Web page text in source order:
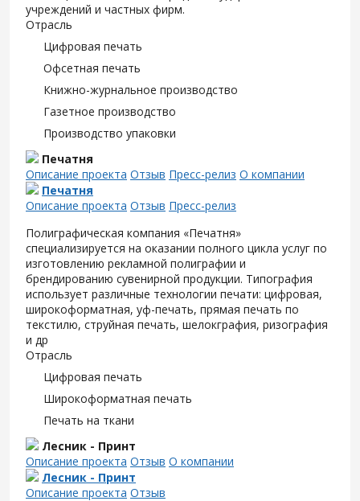
учреждений и частных фирм.
Отрасль
Цифровая печать
Офсетная печать
Книжно-журнальное производство
Газетное производство
Производство упаковки
Печатня
Описание проекта Отзыв Пресс-релиз О компании
Печатня
Описание проекта Отзыв Пресс-релиз
Полиграфическая компания «Печатня»
специализируется на оказании полного цикла услуг по
изготовлению рекламной полиграфии и
брендированию сувенирной продукции. Типография
использует различные технологии печати: цифровая,
широкоформатная, уф-печать, прямая печать по
текстилю, струйная печать, шелокграфия, ризография
и др
Отрасль
Цифровая печать
Широкоформатная печать
Печать на ткани
Лесник - Принт
Описание проекта Отзыв О компании
Лесник - Принт
Описание проекта Отзыв